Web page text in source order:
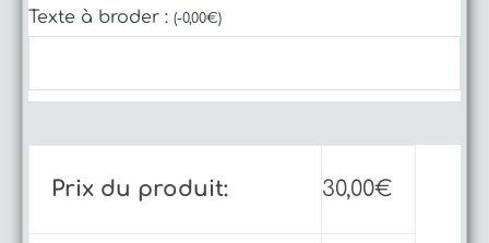
Texte à broder : (-0,00€)
Prix du produit: 30,00€